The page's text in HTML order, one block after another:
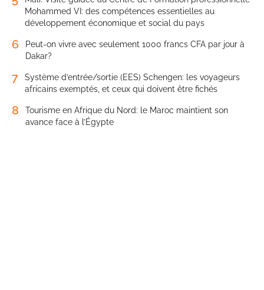
Mohammed VI: des compétences essentielles au
développement économique et social du pays
6
Peut-on vivre avec seulement 1000 francs CFA par jour à
Dakar?
7
Système d’entrée/sortie (EES) Schengen: les voyageurs
africains exemptés, et ceux qui doivent être fichés
8
Tourisme en Afrique du Nord: le Maroc maintient son
avance face à l’Égypte